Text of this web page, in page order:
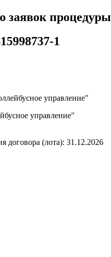
заявок
1
управление"
управление"
договора (лота): 31.12.2026